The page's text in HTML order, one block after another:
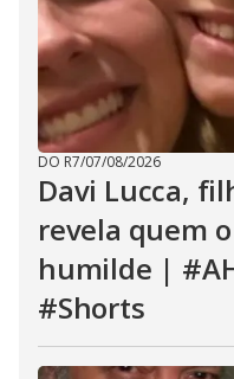
DO R7/07/08/2026
Davi Lucca,
revela quem
humilde |
#Shorts